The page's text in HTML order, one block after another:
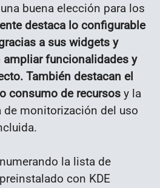
buena elección para los
destaca lo configurable
a sus widgets y
funcionalidades y
También destacan el
consumo de recursos y la
de monitorización del uso
la lista de
con KDE